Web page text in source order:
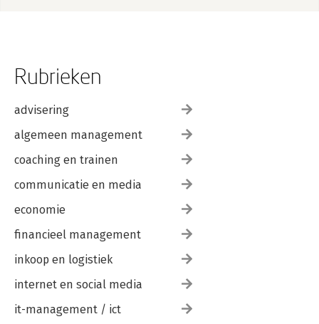
Rubrieken
advisering
algemeen management
coaching en trainen
communicatie en media
economie
financieel management
inkoop en logistiek
internet en social media
it-management / ict